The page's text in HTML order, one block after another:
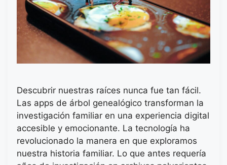
Descubrir nuestras raíces nunca fue tan fácil.
Las apps de árbol genealógico transforman la
investigación familiar en una experiencia digital
accesible y emocionante. La tecnología ha
revolucionado la manera en que exploramos
nuestra historia familiar. Lo que antes requería